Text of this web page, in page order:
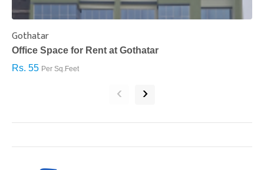
Gothatar
Office Space for Rent at Gothatar
Rs. 55 Per Sq.Feet
‹ ›